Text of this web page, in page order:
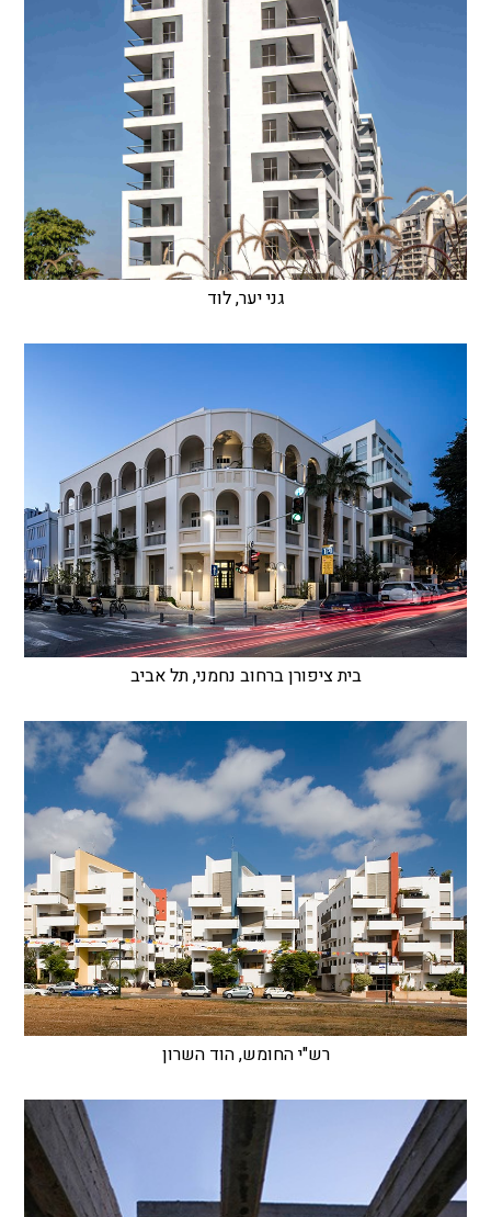
גני יער, לוד
בית ציפורן ברחוב נחמני, תל אביב
רש"י החומש, הוד השרון